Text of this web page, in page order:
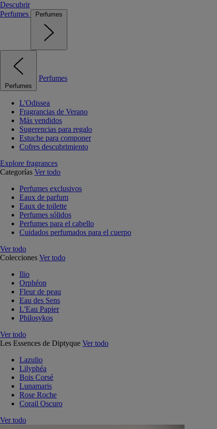
Descubrir
Perfumes
Perfumes
Perfumes
Perfumes
L'Odissea
Fragrancias de Verano
Más vendidos
Sugerencias para regalo
Estuche para componer
Cofres descubrimiento
Explore fragrances
Categorías Ver todo
Perfumes exclusivos
Eaux de parfum
Eaux de toilette
Perfumes sólidos
Perfumes para el cabello
Cuidados perfumados para el cuerpo
Ver todo
Colecciones Ver todo
Ilio
Orphéon
Fleur de peau
Eau des Sens
L'Eau Papier
Philosykos
Ver todo
Les Essences de Diptyque Ver todo
Lazulio
Lilyphéa
Bois Corsé
Lunamaris
Rose Roche
Corail Oscuro
Ver todo